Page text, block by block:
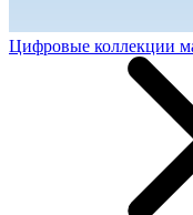
Цифровые коллекции